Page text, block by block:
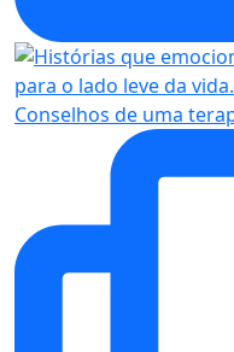
Conselhos de uma